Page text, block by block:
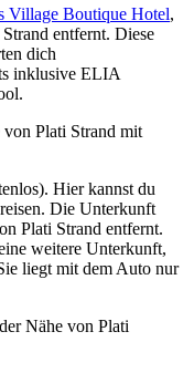
Village Boutique Hotel,
entfernt. Diese
dich
inklusive ELIA
von Plati Strand mit
Hier kannst du
Die Unterkunft
Plati Strand entfernt.
weitere Unterkunft,
liegt mit dem Auto nur
Nähe von Plati